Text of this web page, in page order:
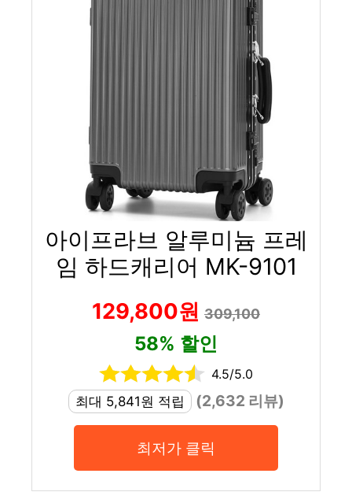
아이프라브 알루미늄 프레
임 하드캐리어 MK-9101
129,800원 309,100
58% 할인
4.5/5.0
최대 5,841원 적립
(2,632 리뷰)
최저가 클릭